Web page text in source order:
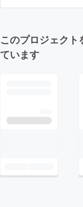
このプロジェク
ています